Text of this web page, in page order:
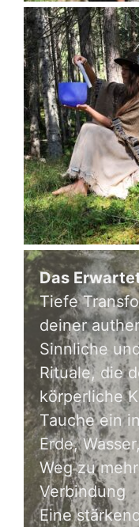
Das
Tiefe
deiner
Sinnliche
Rituale, die
körperliche
Tauche ein
Erde,
Weg zu
Verbindung
Eine